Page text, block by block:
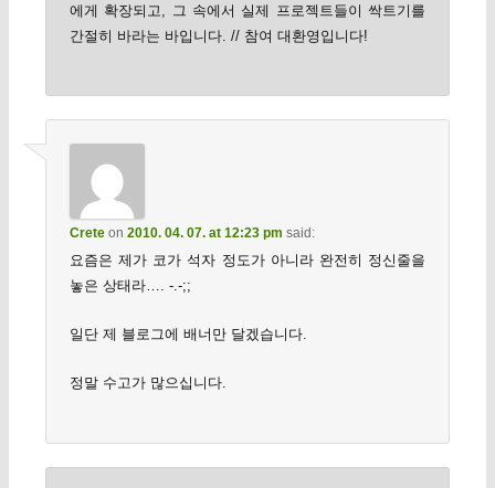
에게 확장되고, 그 속에서 실제 프로젝트들이 싹트기를
간절히 바라는 바입니다. // 참여 대환영입니다!
Creteon 2010. 04. 07. at 12:23 pm said:
요즘은 제가 코가 석자 정도가 아니라 완전히 정신줄을
놓은 상태라…. -.-;;
일단 제 블로그에 배너만 달겠습니다.
정말 수고가 많으십니다.